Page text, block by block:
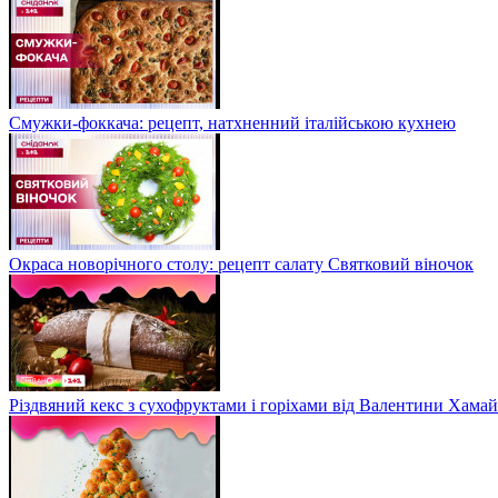
Смужки-фоккача: рецепт, натхненний італійською кухнею
Окраса новорічного столу: рецепт салату Святковий віночок
Різдвяний кекс з сухофруктами і горіхами від Валентини